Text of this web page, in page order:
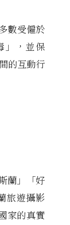
數受僱於
」，並保
的互動行
蘭」「好
旅遊攝影
家的真實